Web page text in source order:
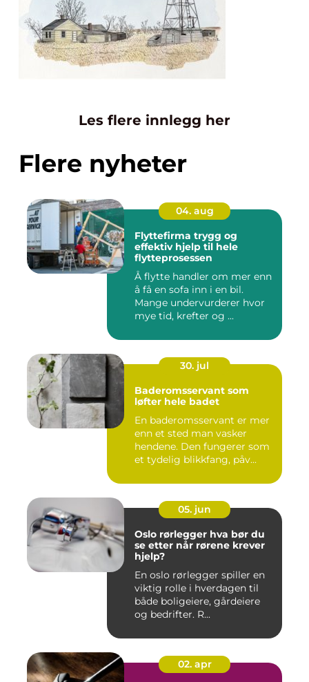
Les flere innlegg her
Flere nyheter
04. aug
Flyttefirma trygg og
effektiv hjelp til hele
flytteprosessen
Å flytte handler om mer enn
å få en sofa inn i en bil.
Mange undervurderer hvor
mye tid, krefter og ...
30. jul
Baderomsservant som
løfter hele badet
En baderomsservant er mer
enn et sted man vasker
hendene. Den fungerer som
et tydelig blikkfang, påv...
05. jun
Oslo rørlegger hva bør du
se etter når rørene krever
hjelp?
En oslo rørlegger spiller en
viktig rolle i hverdagen til
både boligeiere, gårdeiere
og bedrifter. R...
02. apr